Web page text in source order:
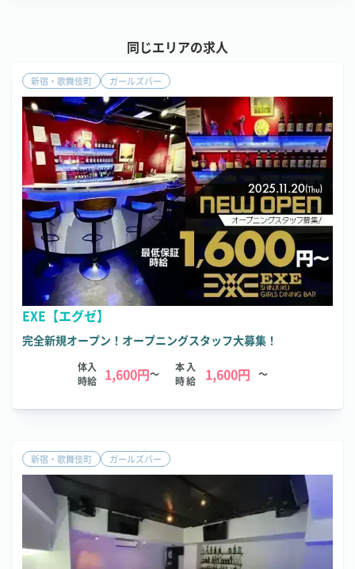
同じエリアの求人
新宿・歌舞伎町 ガールズバー
EXE【エグゼ】
完全新規オープン！オープニングスタッフ大募集！
体入
時給
1,600円～
本入
時給
1,600円 ～
新宿・歌舞伎町 ガールズバー